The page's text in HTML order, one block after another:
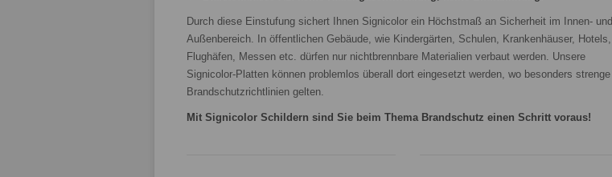
Durch diese Einstufung sichert Ihnen Signicolor ein Höchstmaß an Sicherheit im Innen- und
Außenbereich. In öffentlichen Gebäude, wie Kindergärten, Schulen, Krankenhäuser, Hotels,
Flughäfen, Messen etc. dürfen nur nichtbrennbare Materialien verbaut werden. Unsere
Signicolor-Platten können problemlos überall dort eingesetzt werden, wo besonders strenge
Brandschutzrichtlinien gelten.
Mit Signicolor Schildern sind Sie beim Thema Brandschutz einen Schritt voraus!